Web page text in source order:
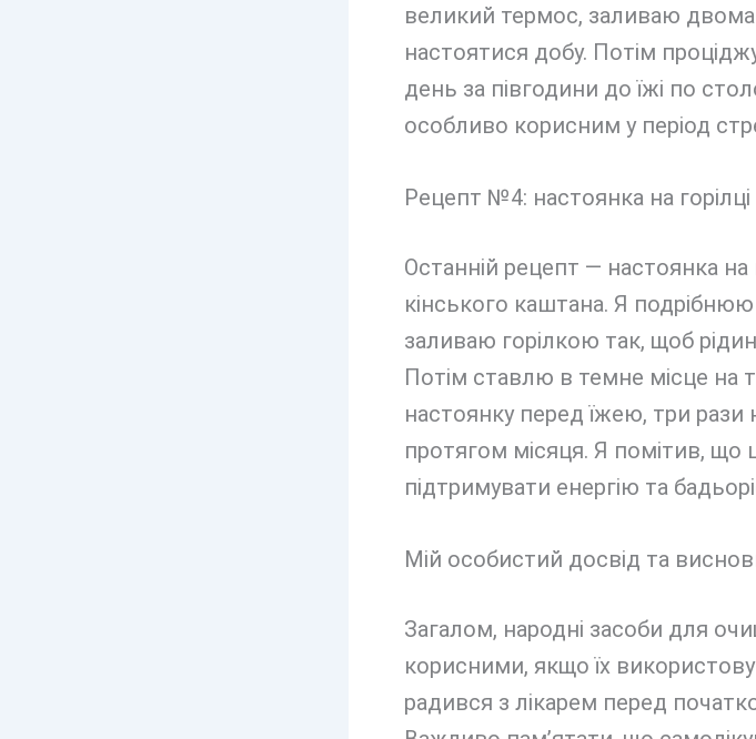
великий термос, заливаю двома
настоятися добу. Потім
день за півгодини до їжі по
особливо корисним у період
Рецепт №4: настоянка на
Останній рецепт — настоянка на
кінського каштана. Я
заливаю горілкою так, щоб
Потім ставлю в темне місце
настоянку перед їжею, три рази
протягом місяця. Я помітив, що
підтримувати енергію та
Мій особистий досвід та
Загалом, народні засоби для
корисними, якщо їх
радився з лікарем перед